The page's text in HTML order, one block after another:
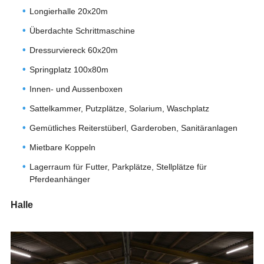
Longierhalle 20x20m
Überdachte Schrittmaschine
Dressurviereck 60x20m
Springplatz 100x80m
Innen- und Aussenboxen
Sattelkammer, Putzplätze, Solarium, Waschplatz
Gemütliches Reiterstüberl, Garderoben, Sanitäranlagen
Mietbare Koppeln
Lagerraum für Futter, Parkplätze, Stellplätze für
Pferdeanhänger
Halle